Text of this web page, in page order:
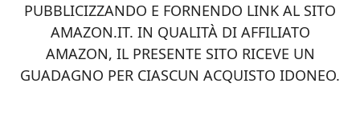
PUBBLICIZZANDO E FORNENDO LINK AL SITO
AMAZON.IT. IN QUALITÀ DI AFFILIATO
AMAZON, IL PRESENTE SITO RICEVE UN
GUADAGNO PER CIASCUN ACQUISTO IDONEO.